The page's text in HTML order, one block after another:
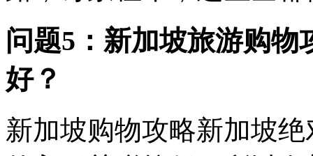
问题5：新加坡旅游购
好？
新加坡购物攻略新加坡